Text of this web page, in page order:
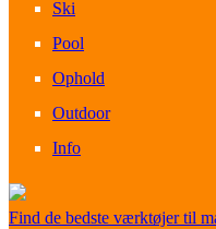
Ski
Pool
Ophold
Outdoor
Info
Find de bedste værktøjer til